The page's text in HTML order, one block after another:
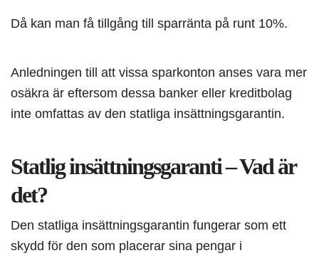
Då kan man få tillgång till sparränta på runt 10%.
Anledningen till att vissa sparkonton anses vara mer
osäkra är eftersom dessa banker eller kreditbolag
inte omfattas av den statliga insättningsgarantin.
Statlig insättningsgaranti – Vad är
det?
Den statliga insättningsgarantin fungerar som ett
skydd för den som placerar sina pengar i